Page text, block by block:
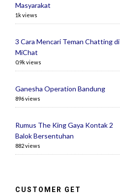
Masyarakat
1k views
3 Cara Mencari Teman Chatting di
MiChat
0.9k views
Ganesha Operation Bandung
896 views
Rumus The King Gaya Kontak 2
Balok Bersentuhan
882 views
CUSTOMER GET